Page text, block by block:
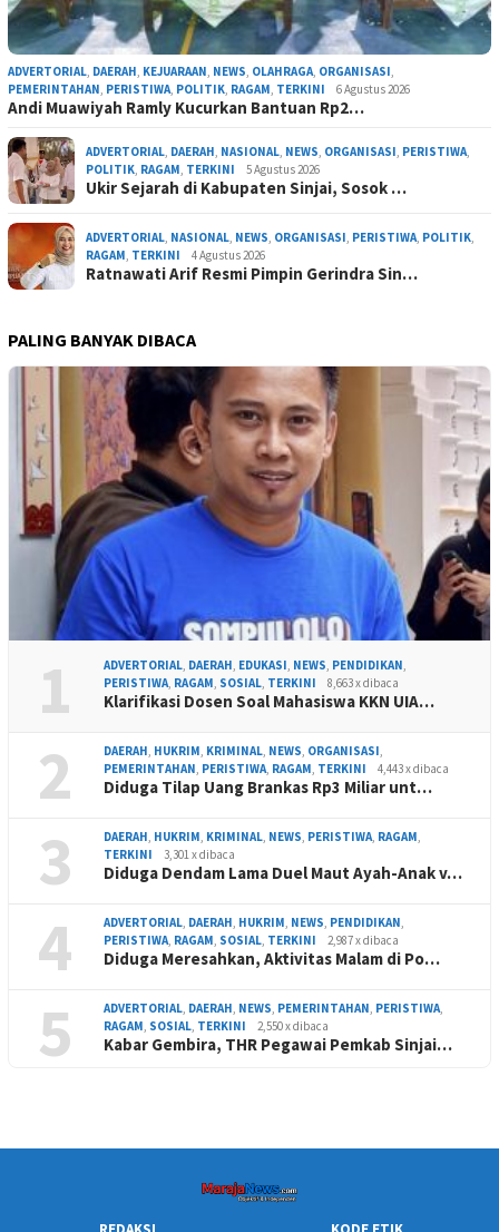
ADVERTORIAL, DAERAH, KEJUARAAN, NEWS, OLAHRAGA, ORGANISASI,
PEMERINTAHAN, PERISTIWA, POLITIK, RAGAM, TERKINI 6 Agustus 2026
Andi Muawiyah Ramly Kucurkan Bantuan Rp2…
ADVERTORIAL, DAERAH, NASIONAL, NEWS, ORGANISASI, PERISTIWA,
POLITIK, RAGAM, TERKINI 5 Agustus 2026
Ukir Sejarah di Kabupaten Sinjai, Sosok …
ADVERTORIAL, NASIONAL, NEWS, ORGANISASI, PERISTIWA, POLITIK,
RAGAM, TERKINI 4 Agustus 2026
Ratnawati Arif Resmi Pimpin Gerindra Sin…
PALING BANYAK DIBACA
1 ADVERTORIAL, DAERAH, EDUKASI, NEWS, PENDIDIKAN,
PERISTIWA, RAGAM, SOSIAL, TERKINI 8,663 x dibaca
Klarifikasi Dosen Soal Mahasiswa KKN UIA…
2 DAERAH, HUKRIM, KRIMINAL, NEWS, ORGANISASI,
PEMERINTAHAN, PERISTIWA, RAGAM, TERKINI 4,443 x dibaca
Diduga Tilap Uang Brankas Rp3 Miliar unt…
3 DAERAH, HUKRIM, KRIMINAL, NEWS, PERISTIWA, RAGAM,
TERKINI
3,301 x dibaca
Diduga Dendam Lama Duel Maut Ayah-Anak v…
4 ADVERTORIAL, DAERAH, HUKRIM, NEWS, PENDIDIKAN,
PERISTIWA, RAGAM, SOSIAL, TERKINI 2,987 x dibaca
Diduga Meresahkan, Aktivitas Malam di Po…
5 ADVERTORIAL, DAERAH, NEWS, PEMERINTAHAN, PERISTIWA,
RAGAM, SOSIAL, TERKINI 2,550 x dibaca
Kabar Gembira, THR Pegawai Pemkab Sinjai…